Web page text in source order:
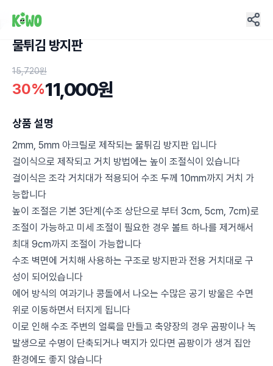
물튀김 방지판
15,720원
30%11,000원
상품 설명
2mm, 5mm 아크릴로 제작되는 물튀김 방지판 입니다
걸이식으로 제작되고 거치 방법에는 높이 조절식이 있습니다
걸이식은 조각 거치대가 적용되어 수조 두께 10mm까지 거치 가
능합니다
높이 조절은 기본 3단계(수조 상단으로 부터 3cm, 5cm, 7cm)로
조절이 가능하고 미세 조절이 필요한 경우 볼트 하나를 제거해서
최대 9cm까지 조절이 가능합니다
수조 벽면에 거치해 사용하는 구조로 방지판과 전용 거치대로 구
성이 되어있습니다
에어 방식의 여과기나 콩돌에서 나오는 수많은 공기 방울은 수면
위로 이동하면서 터지게 됩니다
이로 인해 수조 주변의 얼룩을 만들고 축양장의 경우 곰팡이나 녹
발생으로 수명이 단축되거나 벽지가 있다면 곰팡이가 생겨 집안
환경에도 좋지 않습니다